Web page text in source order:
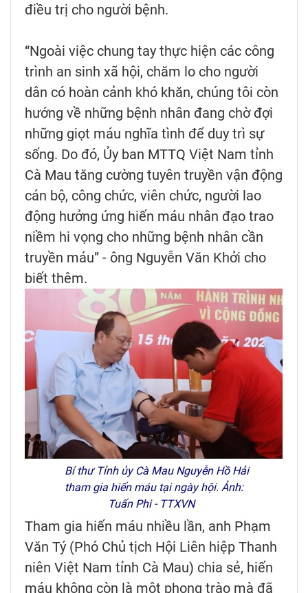
điều trị cho người bệnh.
“Ngoài việc chung tay thực hiện các công
trình an sinh xã hội, chăm lo cho người
dân có hoàn cảnh khó khăn, chúng tôi còn
hướng về những bệnh nhân đang chờ đợi
những giọt máu nghĩa tình để duy trì sự
sống. Do đó, Ủy ban MTTQ Việt Nam tỉnh
Cà Mau tăng cường tuyên truyền vận động
cán bộ, công chức, viên chức, người lao
động hưởng ứng hiến máu nhân đạo trao
niềm hi vọng cho những bệnh nhân cần
truyền máu” - ông Nguyễn Văn Khởi cho
biết thêm.
Bí thư Tỉnh ủy Cà Mau Nguyễn Hồ Hải
tham gia hiến máu tại ngày hội. Ảnh:
Tuấn Phi - TTXVN
Tham gia hiến máu nhiều lần, anh Phạm
Văn Tý (Phó Chủ tịch Hội Liên hiệp Thanh
niên Việt Nam tỉnh Cà Mau) chia sẻ, hiến
máu không còn là một phong trào mà đã